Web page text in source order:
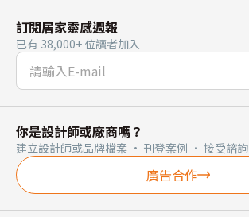
訂閱居家靈感週報
已有 38,000+ 位讀者加入
你是設計師或廠商嗎？
建立設計師或品牌檔案 · 刊登案例 · 接受諮詢
廣告合作